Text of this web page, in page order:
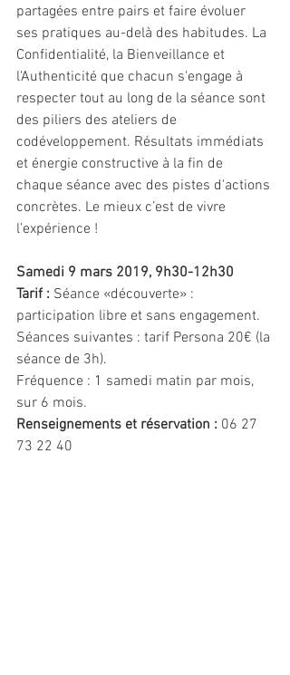
partagées entre pairs et faire évoluer
ses pratiques au-delà des habitudes. La
Confidentialité, la Bienveillance et
l'Authenticité que chacun s'engage à
respecter tout au long de la séance sont
des piliers des ateliers de
codéveloppement. Résultats immédiats
et énergie constructive à la fin de
chaque séance avec des pistes d'actions
concrètes. Le mieux c’est de vivre
l’expérience !
Samedi 9 mars 2019, 9h30-12h30
Tarif : Séance «découverte» :
participation libre et sans engagement.
Séances suivantes : tarif Persona 20€ (la
séance de 3h).
Fréquence : 1 samedi matin par mois,
sur 6 mois.
Renseignements et réservation : 06 27
73 22 40